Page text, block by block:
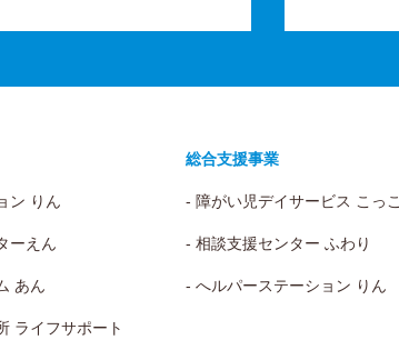
ン りん
ーえん
あん
ライフサポート
総合支援事業
- 障がい児デイサービス こっこ
- 相談支援センター ふわり
- へルパーステーション りん